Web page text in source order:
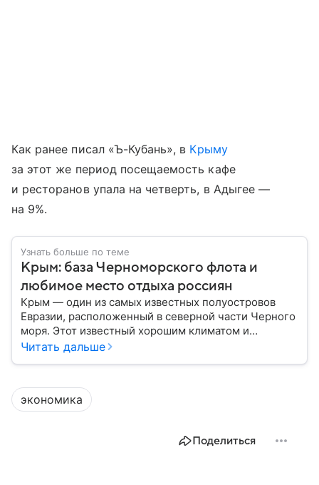
Как ранее писал «Ъ-Кубань», в Крыму
за этот же период посещаемость кафе
и ресторанов упала на четверть, в Адыгее —
на 9%.
Узнать больше по теме
Крым: база Черноморского флота и
любимое место отдыха россиян
Крым — один из самых известных полуостровов
Евразии, расположенный в северной части Черного
моря. Этот известный хорошим климатом и
красивой природой регион имеет также огромное
государства к другому, а его географическое
положение сделало полуостров ключевой точкой
Читать дальше
экономика
Поделиться